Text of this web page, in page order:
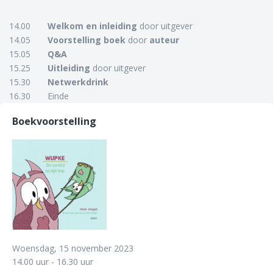
14.00 Welkom en inleiding door uitgever
14.05
Voorstelling boek door auteur
15.05
Q&A
15.25
Uitleiding door uitgever
15.30
Netwerkdrink
16.30
Einde
Boekvoorstelling
Woensdag, 15 november 2023
14.00 uur - 16.30 uur